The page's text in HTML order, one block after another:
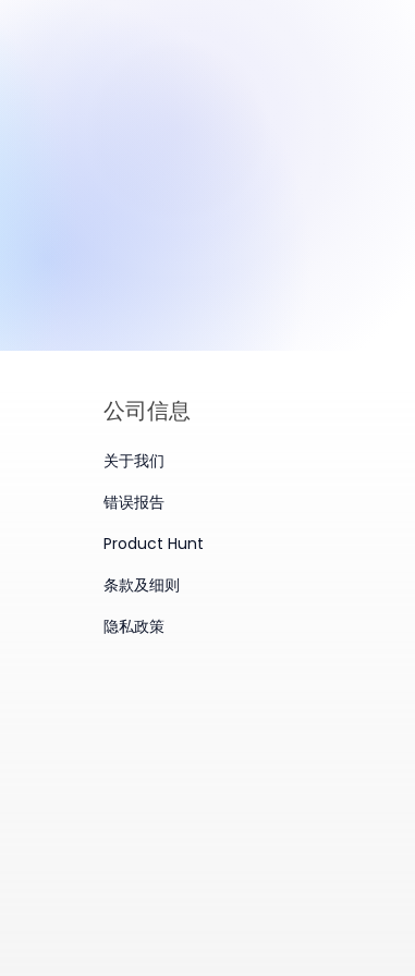
公司信息
关于我们
错误报告
Product Hunt
条款及细则
隐私政策